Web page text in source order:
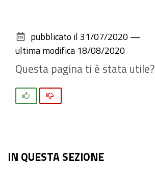
documento
pubblicato il 31/07/2020 —
ultima modifica 18/08/2020
Questa pagina ti è stata utile?
IN QUESTA SEZIONE